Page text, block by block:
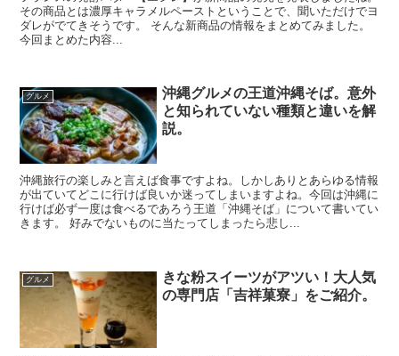
その商品とは濃厚キャラメルペーストということで、聞いただけでヨ
ダレがでてきそうです。 そんな新商品の情報をまとめてみました。
今回まとめた内容...
グルメ
沖縄グルメの王道沖縄そば。意外
と知られていない種類と違いを解
説。
沖縄旅行の楽しみと言えば食事ですよね。しかしありとあらゆる情報
が出ていてどこに行けば良いか迷ってしまいますよね。今回は沖縄に
行けば必ず一度は食べるであろう王道「沖縄そば」について書いてい
きます。 好みでないものに当たってしまったら悲し...
グルメ
きな粉スイーツがアツい！大人気
の専門店「吉祥菓寮」をご紹介。